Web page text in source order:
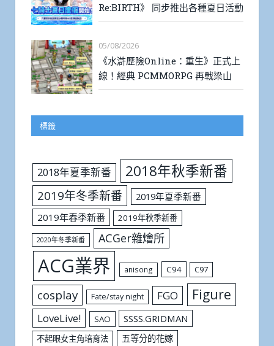
Re:BIRTH》 同步推出各種夏日活動
05/08/2026
《水滸歷險Online：重生》正式上
線！經典 PCMMORPG 再戰梁山
標籤
2018年夏季新番 2018年秋季新番
2019年冬季新番
2019年夏季新番
2019年春季新番
2019年秋季新番
2020年冬季新番 ACGer雜燴所
ACG業界 anisong C94 C97
cosplay Fate/stay night FGO Figure
LoveLive! SAO SSSS.GRIDMAN
不起眼女主角培育法 五等分的花嫁